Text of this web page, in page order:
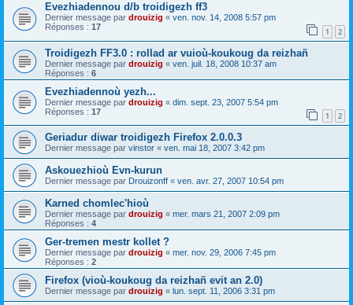
Evezhiadennou d/b troidigezh ff3
Dernier message par drouizig « ven. nov. 14, 2008 5:57 pm
Réponses : 17 1 2
Troidigezh FF3.0 : rollad ar vuioù-koukoug da reizhañ
Dernier message par drouizig « ven. juil. 18, 2008 10:37 am
Réponses : 6
Evezhiadennoù yezh...
Dernier message par drouizig « dim. sept. 23, 2007 5:54 pm
Réponses : 17 1 2
Geriadur diwar troidigezh Firefox 2.0.0.3
Dernier message par vinstor « ven. mai 18, 2007 3:42 pm
Askouezhioù Evn-kurun
Dernier message par Drouizonff « ven. avr. 27, 2007 10:54 pm
Karned chomlec'hioù
Dernier message par drouizig « mer. mars 21, 2007 2:09 pm
Réponses : 4
Ger-tremen mestr kollet ?
Dernier message par drouizig « mer. nov. 29, 2006 7:45 pm
Réponses : 2
Firefox (vioù-koukoug da reizhañ evit an 2.0)
Dernier message par drouizig « lun. sept. 11, 2006 3:31 pm